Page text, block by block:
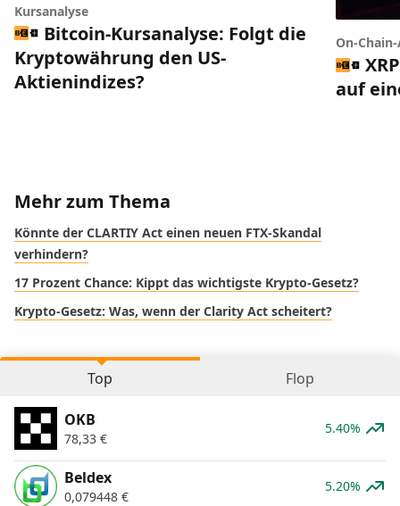
Kursanalyse
Bitcoin-Kursanalyse: Folgt die
Kryptowährung den US-
Aktienindizes?
On-
auf
Mehr zum Thema
Könnte der CLARTIY Act einen neuen FTX-Skandal
verhindern?
17 Prozent Chance: Kippt das wichtigste Krypto-Gesetz?
Krypto-Gesetz: Was, wenn der Clarity Act scheitert?
Top Flop
OKB
78,33 €
5.40%
Beldex
0,079448 €
5.20%